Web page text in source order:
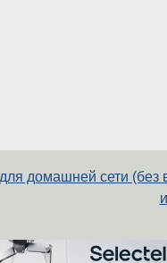
для домашней сети (без